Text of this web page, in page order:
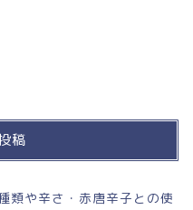
稿
類や辛さ・赤唐辛子との使